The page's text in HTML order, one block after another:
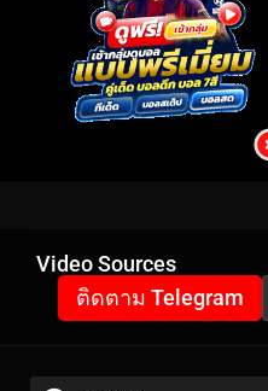
Video Sources
ติดตาม Telegram